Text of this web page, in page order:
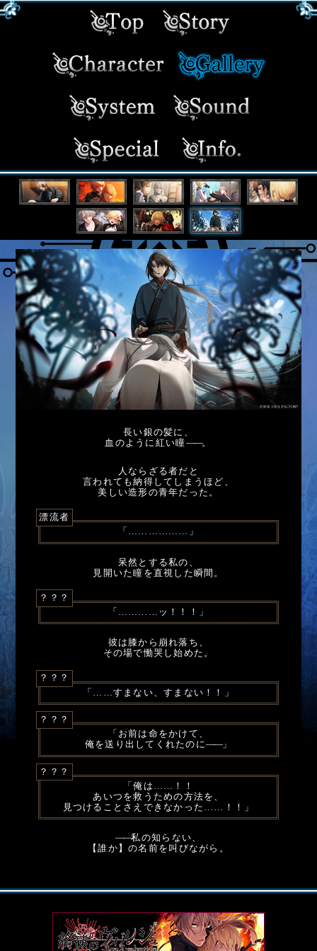
長い銀の髪に、
血のように紅い瞳――。
人ならざる者だと
言われても納得してしまうほど、
美しい造形の青年だった。
漂流者
「………………」
呆然とする私の、
見開いた瞳を直視した瞬間。
？？？
「…………ッ！！！」
彼は膝から崩れ落ち、
その場で慟哭し始めた。
？？？
「……すまない、すまない！！」
？？？
「お前は命をかけて、
俺を送り出してくれたのに――」
？？？
「俺は……！！
あいつを救うための方法を、
見つけることさえできなかった……！！」
――私の知らない、
【誰か】の名前を叫びながら。